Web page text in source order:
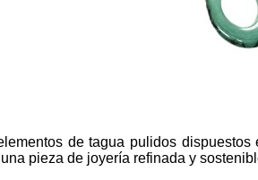
de tagua pulidos
pieza de joyería refinada y